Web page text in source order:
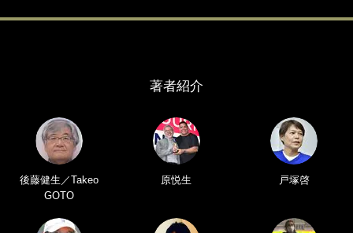
著者紹介
後藤健生／Takeo
GOTO
原悦生 戸塚啓